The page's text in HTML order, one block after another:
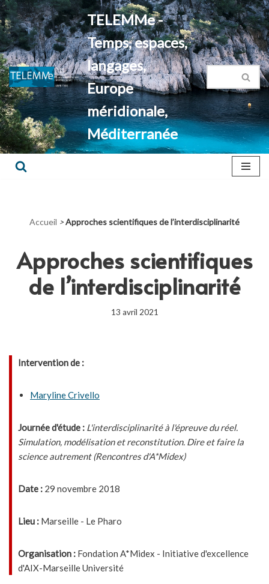
Aller
au
contenu
TELEMMe -
Temps, espaces,
langages,
Europe
méridionale,
Méditerranée
Accueil >Approches scientifiques de l’interdisciplinarité
Approches scientifiques
de l’interdisciplinarité
13 avril 2021
Intervention de :
Maryline Crivello
Journée d'étude : L'interdisciplinarité à l'épreuve du réel.
Simulation, modélisation et reconstitution. Dire et faire la
science autrement (Rencontres d'A*Midex)
Date : 29 novembre 2018
Lieu : Marseille - Le Pharo
Organisation : Fondation A*Midex - Initiative d'excellence
d'AIX-Marseille Université